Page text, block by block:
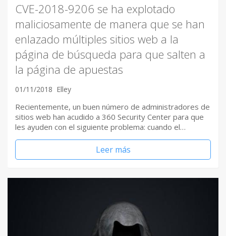
CVE-2018-9206 se ha explotado
maliciosamente de manera que se han
enlazado múltiples sitios web a la
página de búsqueda para que salten a
la página de apuestas
01/11/2018 Elley
Recientemente, un buen número de administradores de
sitios web han acudido a 360 Security Center para que
les ayuden con el siguiente problema: cuando el…
Leer más